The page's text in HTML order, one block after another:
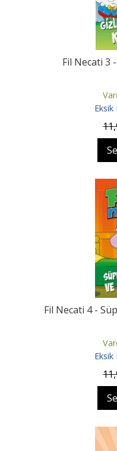
Fil Necati 3
Eksik
11
Fil Necati 4 -
Eksik
11